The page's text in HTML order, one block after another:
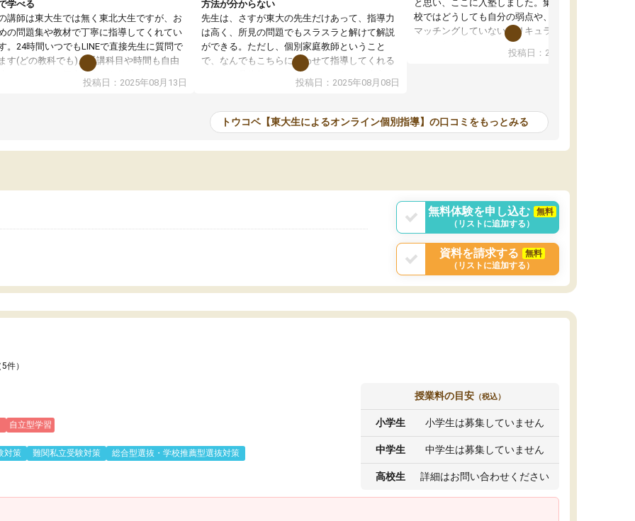
学べる
講師は東大生では無く東北大生ですが、お
の問題集や教材で丁寧に指導してくれてい
。24時間いつでもLINEで直接先生に質問で
す(どの教科でも)。受講科目や時間も自由
めれるので、個人に合った勉強ができると
ます。カリキュラム相談みたいなのがあり
。講師も合わなければチェンジできます
投稿日：2025年08月13日
方法が分からない
先生は、さすが東大の先生だけあって、指導力
は高く、所見の問題でもスラスラと解けて解説
ができる。ただし、個別家庭教師ということ
で、なんでもこちらに合わせて指導してくれる
のだが、具体的なカリキュラムがない。当方
は、授業の先取り学習をするため、学校の教科
いただいたが、1時間の時間を使って進められる
範囲は限られており、それであれば自学自習で
なく、上手い活用の仕方が分からず辞めること
投稿日：2025年08月08日
と思い、ここに入塾しました。集団指導の予備
校ではどうしても自分の弱点や、志望校対策に
マッチングしていないカリキュラムに不安を感
また受験のノウハウを蓄積している優秀な東大
ツーマン指導によって、自分の志望校にふさわ
しいオリジナルのカリキュラムを提案してくれ
と感じました。
投稿日：2024年02月19日
トウコベ【東大生によるオンライン個別指導】の口コミをもっとみる
無料体験を申し込む
無料
（リストに追加する）
資料を請求する
無料
（リストに追加する）
件）
自立型学習
対策 難関私立受験対策 総合型選抜・学校推薦型選抜対策
授業料の目安 （税込）
小学生 小学生は募集していません
中学生 中学生は募集していません
高校生 詳細はお問い合わせください